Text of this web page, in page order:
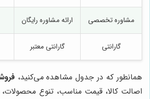
مشاوره تخصصی ارائه مشاوره رایگان
گارانتی گارانتی معتبر
همانطور که در جدول مشاهده می‌کنید،
اصالت کالا، قیمت مناسب، تنوع